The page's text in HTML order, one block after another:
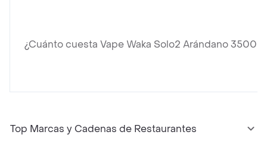
¿Cuánto cuesta Vape Waka Solo2 Arándano 3500
Top Marcas y Cadenas de Restaurantes